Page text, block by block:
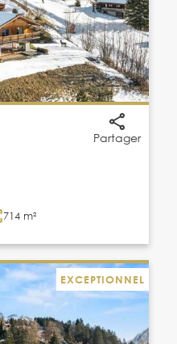
Partager
714 m²
EXCEPTIONNEL